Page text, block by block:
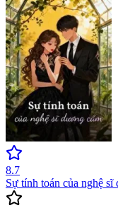
8.7
Sự tính toán của nghệ sĩ